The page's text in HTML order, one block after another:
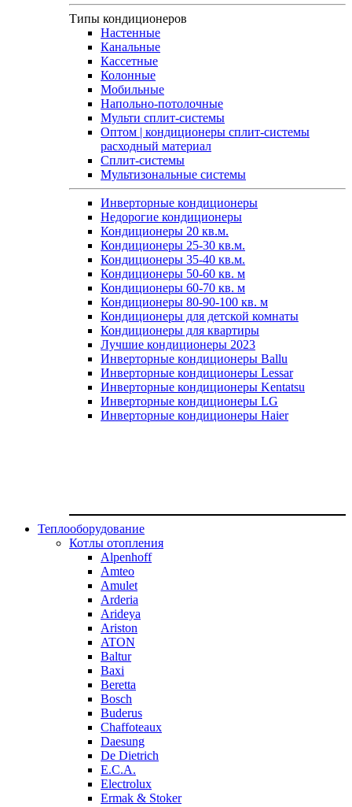
Типы кондиционеров
Настенные
Канальные
Кассетные
Колонные
Мобильные
Напольно-потолочные
Мульти сплит-системы
Оптом | кондиционеры сплит-системы
расходный материал
Сплит-системы
Мультизональные системы
Инверторные кондиционеры
Недорогие кондиционеры
Кондиционеры 20 кв.м.
Кондиционеры 25-30 кв.м.
Кондиционеры 35-40 кв.м.
Кондиционеры 50-60 кв. м
Кондиционеры 60-70 кв. м
Кондиционеры 80-90-100 кв. м
Кондиционеры для детской комнаты
Кондиционеры для квартиры
Лучшие кондиционеры 2023
Инверторные кондиционеры Ballu
Инверторные кондиционеры Lessar
Инверторные кондиционеры Kentatsu
Инверторные кондиционеры LG
Инверторные кондиционеры Haier
Теплооборудование
Котлы отопления
Alpenhoff
Amteo
Amulet
Arderia
Arideya
Ariston
ATON
Baltur
Baxi
Beretta
Bosch
Buderus
Chaffoteaux
Daesung
De Dietrich
E.C.A.
Electrolux
Ermak & Stoker